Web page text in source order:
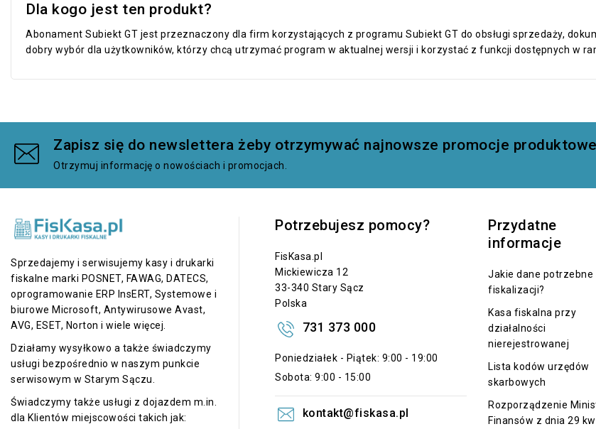
Dla kogo jest ten produkt?
Abonament Subiekt GT jest przeznaczony dla firm korzystających z programu Subiekt GT do obsługi sprzedaży,
dobry wybór dla użytkowników, którzy chcą utrzymać program w aktualnej wersji i korzystać z funkcji dostępnych w
Zapisz się do newslettera żeby otrzymywać najnowsze promocje
Otrzymuj informację o nowościach i promocjach.
Sprzedajemy i serwisujemy kasy i drukarki
fiskalne marki POSNET, FAWAG, DATECS,
oprogramowanie ERP InsERT, Systemowe i
biurowe Microsoft, Antywirusowe Avast,
AVG, ESET, Norton i wiele więcej.
Działamy wysyłkowo a także świadczymy
usługi bezpośrednio w naszym punkcie
serwisowym w Starym Sączu.
Świadczymy także usługi z dojazdem m.in.
dla Klientów miejscowości takich jak:
Potrzebujesz pomocy?
FisKasa.pl
Mickiewicza 12
33-340 Stary Sącz
Polska
731 373 000
Poniedziałek - Piątek: 9:00 - 19:00
Sobota: 9:00 - 15:00
kontakt@fiskasa.pl
Przydatne
informacje
Jakie dane potrzebne
fiskalizacji?
Kasa fiskalna przy
działalności
nierejestrowanej
Lista kodów urzędów
skarbowych
Rozporządzenie
Finansów z dnia 29